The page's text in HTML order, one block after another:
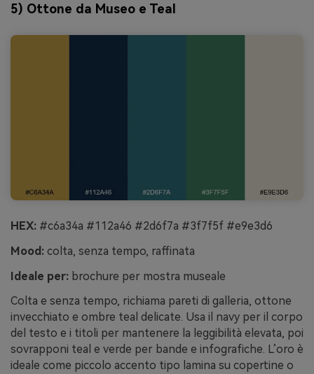
5) Ottone da Museo e Teal
HEX: #c6a34a #112a46 #2d6f7a #3f7f5f #e9e3d6
Mood: colta, senza tempo, raffinata
Ideale per: brochure per mostra museale
Colta e senza tempo, richiama pareti di galleria, ottone
invecchiato e ombre teal delicate. Usa il navy per il corpo
del testo e i titoli per mantenere la leggibilità elevata, poi
sovrapponi teal e verde per bande e infografiche. L’oro è
ideale come piccolo accento tipo lamina su copertine o